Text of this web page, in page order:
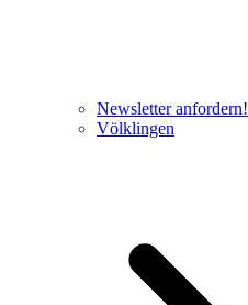
Newsletter anfordern!
Völklingen